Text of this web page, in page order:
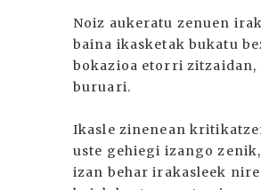
Noiz aukeratu zenuen
baina ikasketak bukatu
bokazioa etorri
buruari.
Ikasle zinenean
uste gehiegi izango
izan behar irakasleek